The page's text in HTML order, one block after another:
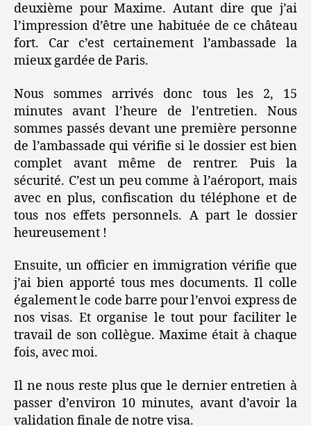
deuxième pour Maxime. Autant dire que j’ai
l’impression d’être une habituée de ce château
fort. Car c’est certainement l’ambassade la
mieux gardée de Paris.
Nous sommes arrivés donc tous les 2, 15
minutes avant l’heure de l’entretien. Nous
sommes passés devant une première personne
de l’ambassade qui vérifie si le dossier est bien
complet avant même de rentrer. Puis la
sécurité. C’est un peu comme à l’aéroport, mais
avec en plus, confiscation du téléphone et de
tous nos effets personnels. A part le dossier
heureusement !
Ensuite, un officier en immigration vérifie que
j’ai bien apporté tous mes documents. Il colle
également le code barre pour l’envoi express de
nos visas. Et organise le tout pour faciliter le
travail de son collègue. Maxime était à chaque
fois, avec moi.
Il ne nous reste plus que le dernier entretien à
passer d’environ 10 minutes, avant d’avoir la
validation finale de notre visa.